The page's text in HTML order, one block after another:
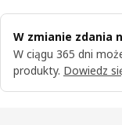
W zmianie zdania
W ciągu 365 dni
produkty. Dowiedz